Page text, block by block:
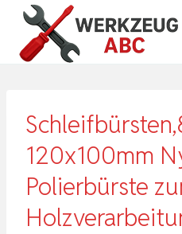
Zum
Inhalt
springen
120x100mm
Polierbürste